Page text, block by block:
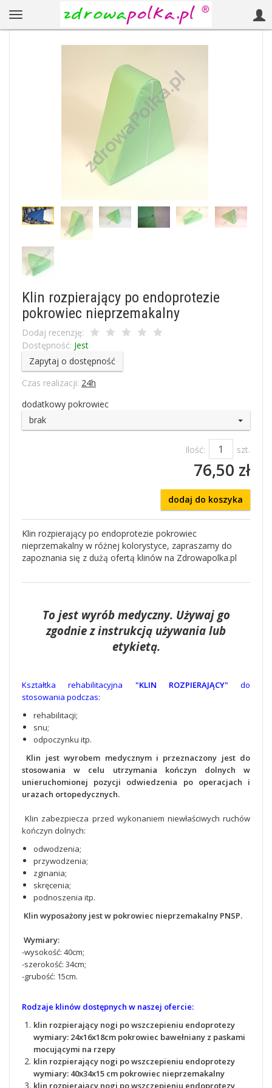
Klin rozpierający po endoprotezie
pokrowiec nieprzemakalny
Dodaj recenzję:
Dostępność: Jest
Zapytaj o dostępność
Czas realizacji: 24h
dodatkowy pokrowiec
brak
Ilość: szt.
76,50 zł
dodaj do koszyka
Klin rozpierający po endoprotezie pokrowiec
nieprzemakalny w różnej kolorystyce, zapraszamy do
zapoznania się z dużą ofertą klinów na Zdrowapolka.pl
To jest wyrób medyczny. Używaj go
zgodnie z instrukcją używania lub
etykietą.
Kształtka rehabilitacyjna "KLIN ROZPIERAJĄCY" do
stosowania podczas:
rehabilitacji;
snu;
odpoczynku itp.
Klin jest wyrobem medycznym i przeznaczony jest do
stosowania w celu utrzymania kończyn dolnych w
unieruchomionej pozycji odwiedzenia po operacjach i
urazach ortopedycznych.
Klin zabezpiecza przed wykonaniem niewłaściwych ruchów
kończyn dolnych:
odwodzenia;
przywodzenia;
zginania;
skręcenia;
podnoszenia itp.
Klin wyposażony jest w pokrowiec nieprzemakalny PNSP.
Wymiary:
-wysokość: 40cm;
-szerokość: 34cm;
-grubość: 15cm.
Rodzaje klinów dostępnych w naszej ofercie:
klin rozpierający nogi po wszczepieniu endoprotezy
wymiary: 24x16x18cm pokrowiec bawełniany z paskami
mocującymi na rzepy
klin rozpierający nogi po wszczepieniu endoprotezy
wymiary: 40x34x15 cm pokrowiec nieprzemakalny
klin rozpierający nogi po wszczepieniu endoprotezy